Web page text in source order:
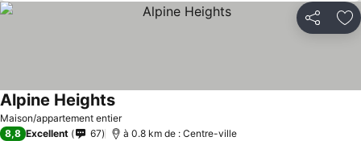
Partager
Maison/appartement entier
Alpine HeightsConsulter les prix
8,8 Excellent 67 à 0.8 km de : Centre-ville